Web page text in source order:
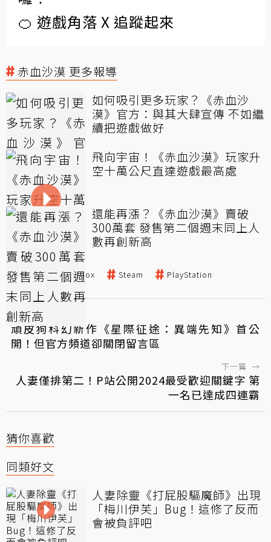
🍊 遊戲角落 X 追蹤起來
赤血沙漠 更多報導
如何吸引更多玩家？《赤血沙
漠》官方：與其大肆宣傳 不如繼
續把遊戲做好
飛向宇宙！《赤血沙漠》玩家升
空十萬公尺直達遊戲最高處
還能再漲？《赤血沙漠》賣破
300萬套 發售第二個週末同上人
數再創新高
赤血沙漠 Xbox Steam PlayStation
← 上一篇
頑皮狗科幻新作《星際征途：異端先知》首公
開！但官方頻道卻關閉留言區
下一篇 →
人妻僅排第二！P站公開2024最受歡迎關鍵字 第
一名已達成四連霸
猜你喜歡
同類好文
人妻除靈《打屁股驅魔師》出現
「梅川伊芙」Bug！這修了反而
會被負評吧